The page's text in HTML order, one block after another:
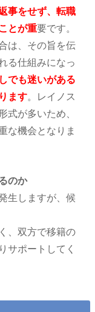
事をせず、転職
とが重要です。
は、その旨を伝
る仕組みになっ
でも迷いがある
ます。レイノス
式が多いため、
な機会となりま
のか
生しますが、候
、双方で移籍の
サポートしてく